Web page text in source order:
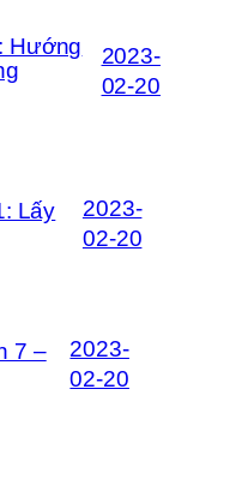
Hướng
2023-
02-20
Lấy
2023-
02-20
7 –
2023-
02-20